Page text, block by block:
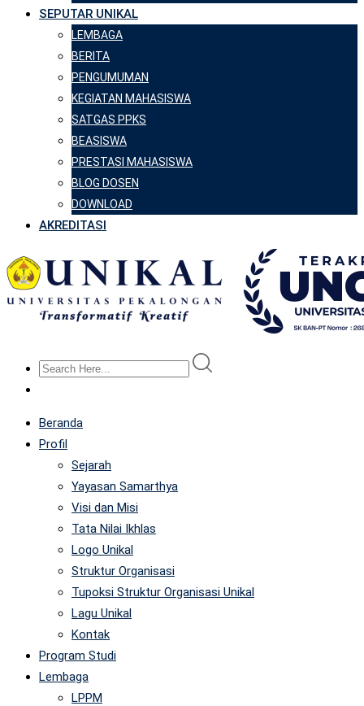
SEPUTAR UNIKAL
LEMBAGA
BERITA
PENGUMUMAN
KEGIATAN MAHASISWA
SATGAS PPKS
BEASISWA
PRESTASI MAHASISWA
BLOG DOSEN
DOWNLOAD
AKREDITASI
Beranda
Profil
Sejarah
Yayasan Samarthya
Visi dan Misi
Tata Nilai Ikhlas
Logo Unikal
Struktur Organisasi
Tupoksi Struktur Organisasi Unikal
Lagu Unikal
Kontak
Program Studi
Lembaga
LPPM